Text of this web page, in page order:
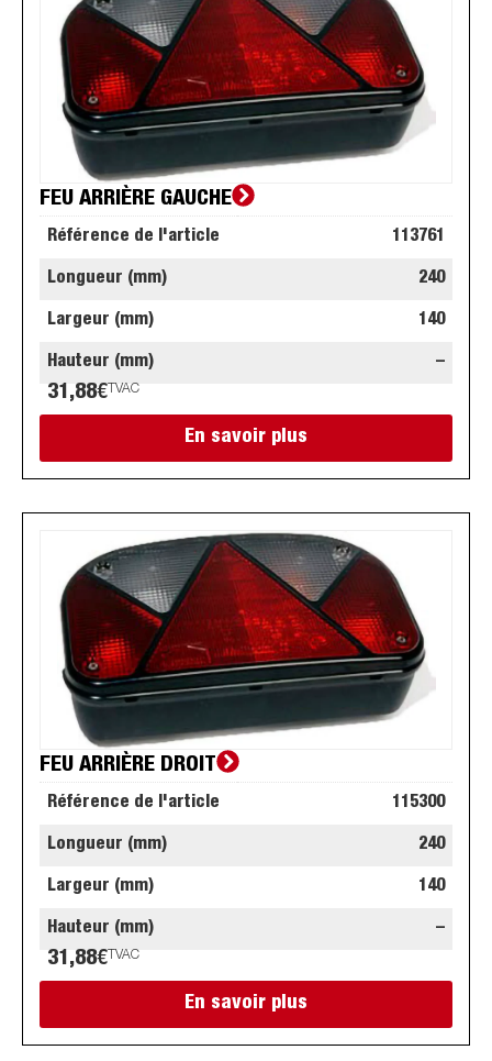
FEU ARRIÈRE GAUCHE
Référence de l'article 113761
Longueur (mm) 240
Largeur (mm) 140
Hauteur (mm) –
31,88€ TVAC
En savoir plus
FEU ARRIÈRE DROIT
Référence de l'article 115300
Longueur (mm) 240
Largeur (mm) 140
Hauteur (mm) –
31,88€ TVAC
En savoir plus